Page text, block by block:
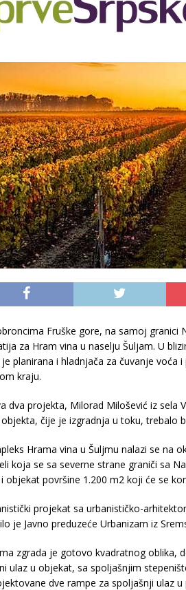
Fruške gore, na samoj granici
za Hram vina u naselju Šuljam. U
planirana i hladnjača za čuvanje
kraju.
dva projekta, Milorad Milošević iz sela
čije je izgradnja u toku, trebalo
Hrama vina u Šuljmu nalazi se na
koja se sa severne strane graniči sa
objekat površine 1.200 m2 koji će se
projekat sa urbanističko-
je Javno preduzeće Urbanizam iz
zgrada je gotovo kvadratnog oblika,
ulaz u objekat, sa spoljašnjim
dve rampe za spoljašnji ulaz